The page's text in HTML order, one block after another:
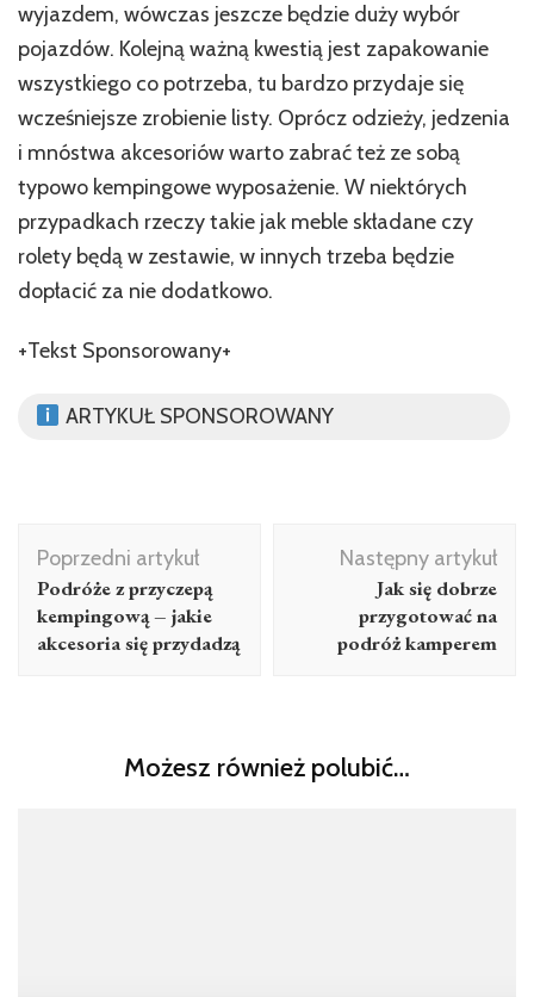
wyjazdem, wówczas jeszcze będzie duży wybór
pojazdów. Kolejną ważną kwestią jest zapakowanie
wszystkiego co potrzeba, tu bardzo przydaje się
wcześniejsze zrobienie listy. Oprócz odzieży, jedzenia
i mnóstwa akcesoriów warto zabrać też ze sobą
typowo kempingowe wyposażenie. W niektórych
przypadkach rzeczy takie jak meble składane czy
rolety będą w zestawie, w innych trzeba będzie
dopłacić za nie dodatkowo.
+Tekst Sponsorowany+
ARTYKUŁ SPONSOROWANY
Nawigacja
wpisu
Poprzedni artykuł
Podróże z przyczepą
kempingową – jakie
akcesoria się przydadzą
Następny artykuł
Jak się dobrze
przygotować na
podróż kamperem
Możesz również polubić…